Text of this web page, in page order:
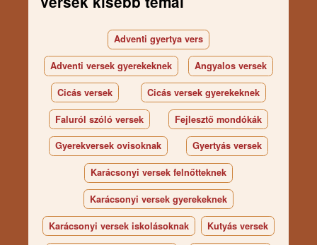
Adventi gyertya vers
Adventi versek gyerekeknek Angyalos versek
Cicás versek Cicás versek gyerekeknek
Faluról szóló versek Fejlesztő mondókák
Gyerekversek ovisoknak Gyertyás versek
Karácsonyi versek felnőtteknek
Karácsonyi versek gyerekeknek
Karácsonyi versek iskolásoknak Kutyás versek